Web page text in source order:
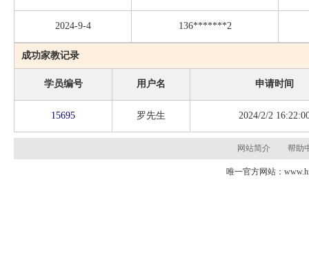
2024-9-4 136*******2
成功家教记录
学员编号 用户名 申请时间
15695 罗先生 2024/2/2
网站简介 帮助
唯一官方网站：